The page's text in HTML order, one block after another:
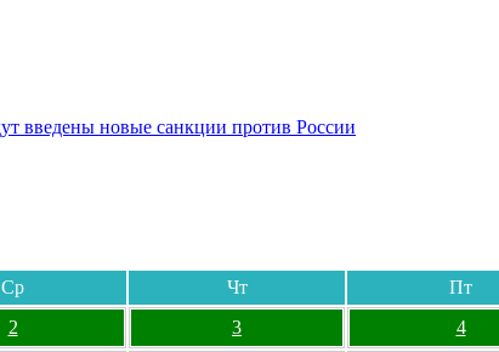
введены новые санкции против России
Ср Чт Пт
2 3 4